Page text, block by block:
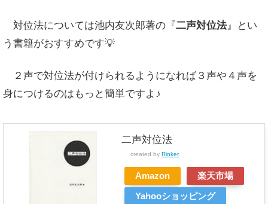
対位法については池内友次郎著の『二声対位法』とい
う書籍がおすすめです💡
２声で対位法が付けられるようになれば３声や４声を
身につけるのはもっと簡単ですよ♪
二声対位法
created by Rinker
Amazon
楽天市場
Yahooショッピング